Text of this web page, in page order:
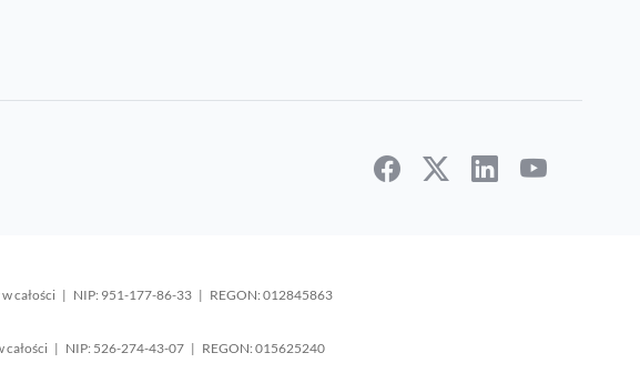
w całości | NIP: 951-177-86-33 | REGON: 012845863
całości | NIP: 526-274-43-07 | REGON: 015625240